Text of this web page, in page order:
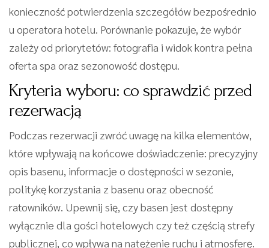
konieczność potwierdzenia szczegółów bezpośrednio
u operatora hotelu. Porównanie pokazuje, że wybór
zależy od priorytetów: fotografia i widok kontra pełna
oferta spa oraz sezonowość dostępu.
Kryteria wyboru: co sprawdzić przed
rezerwacją
Podczas rezerwacji zwróć uwagę na kilka elementów,
które wpływają na końcowe doświadczenie: precyzyjny
opis basenu, informacje o dostępności w sezonie,
politykę korzystania z basenu oraz obecność
ratowników. Upewnij się, czy basen jest dostępny
wyłącznie dla gości hotelowych czy też częścią strefy
publicznej, co wpływa na natężenie ruchu i atmosferę.